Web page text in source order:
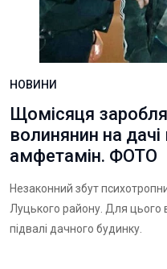
НОВИНИ
Щомісяця
волинянин на
амфетамін. ФОТО
Незаконний збут
Луцького району. Для цього
підвалі дачного будинку.